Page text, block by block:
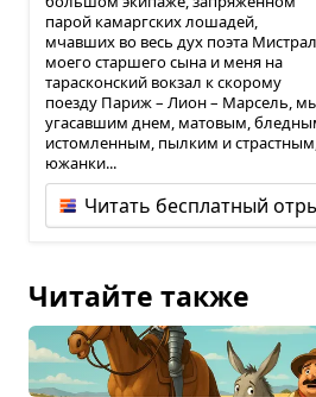
парой камаргских лошадей,
мчавших во весь дух поэта
моего старшего сына и меня на
тарасконский вокзал к скорому
поезду Париж – Лион – Марсель,
угасавшим днем, матовым,
истомленным, пылким и
южанки...
Читать бесплатный
Читайте также